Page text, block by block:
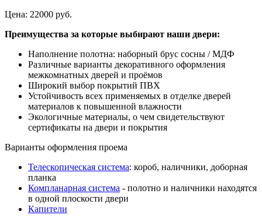
Цена: 22000 руб.
Преимущества за которые выбирают наши двери:
Наполнение полотна: наборный брус сосны / МДФ
Различные варианты декоративного оформления
межкомнатных дверей и проёмов
Широкий выбор покрытий ПВХ
Устойчивость всех применяемых в отделке дверей
материалов к повышенной влажности
Экологичные материалы, о чем свидетельствуют
сертификаты на двери и покрытия
Варианты оформления проема
Телескопическая система: короб, наличники, доборная
планка
Компланарная система - полотно и наличники находятся
в одной плоскости двери
Капители